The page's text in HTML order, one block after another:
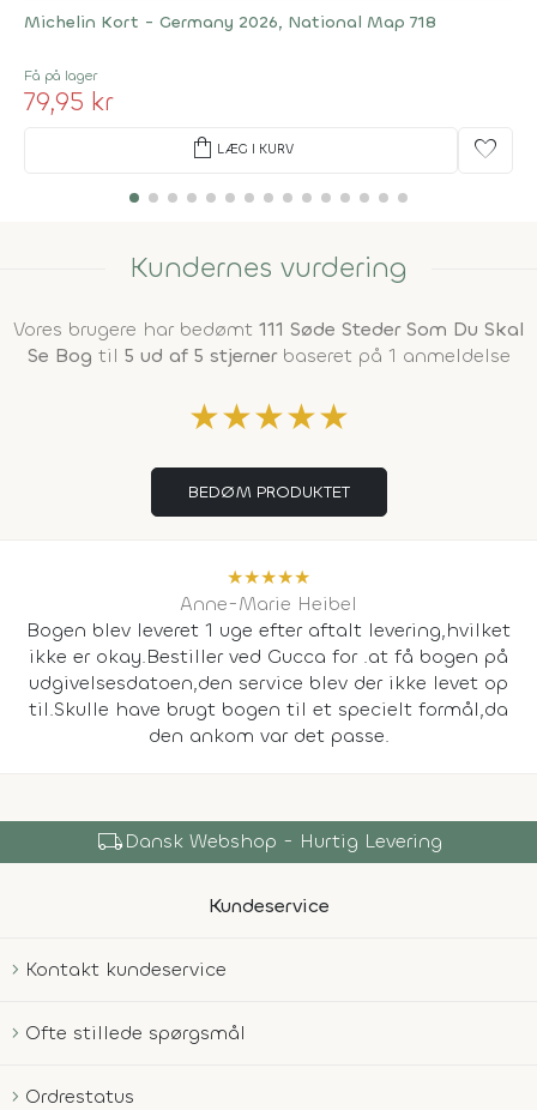
Michelin Kort - Germany 2026, National Map 718
Få på lager
79,95 kr
shopping_bag LÆG I KURV favorite
Kundernes vurdering
Vores brugere har bedømt 111 Søde Steder Som Du Skal
Se Bog til 5 ud af 5 stjernerbaseret på 1 anmeldelse
★★★★★
BEDØM PRODUKTET
★★★★★
Anne-Marie Heibel
Bogen blev leveret 1 uge efter aftalt levering,hvilket
ikke er okay.Bestiller ved Gucca for .at få bogen på
udgivelsesdatoen,den service blev der ikke levet op
til.Skulle have brugt bogen til et specielt formål,da
den ankom var det passe.
local_shippingDansk Webshop - Hurtig Levering
Kundeservice
Kontakt kundeservice
Ofte stillede spørgsmål
Ordrestatus